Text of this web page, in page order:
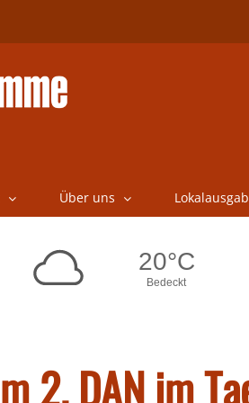
Über uns
2. DAN im